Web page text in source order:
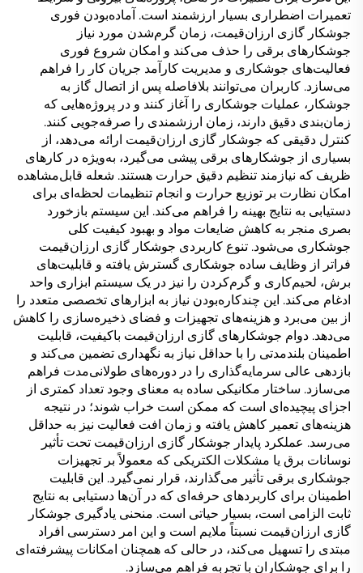
تعمیرات اضطراری بسیار ارزشمند است. آماده‌بودن فوری
جوشکار گازی ارزان‌قیمت، زمان گرم‌شدن مورد نیاز
جوشکارهای برقی را حذف می‌کند و امکان شروع فوری
فعالیت‌های جوشکاری و مدیریت کارآمد جریان کار را فراهم
می‌سازد. کاربران می‌توانند بلافاصله پس از اتصال گاز به
جوشکار، عملیات جوشکاری را آغاز کنند و در پروژه‌هایی که
زمان‌بندی دقیق دارند، زمان ارزشمندی را صرفه‌جویی کنند.
کنترل دقیقی که جوشکار گازی ارزان‌قیمت ارائه می‌دهد، از
بسیاری از جوشکارهای برقی پیشی می‌گیرد، به‌ویژه در کارهای
ظریف که نیازمند تنظیم دقیق حرارت هستند. شعله قابل‌مشاهده
امکان نظارت بر توزیع حرارت و انجام تنظیمات لحظه‌ای برای
دستیابی به نتایج بهینه را فراهم می‌کند. این سیستم بازخورد
بصری منجر به کاهش ضایعات مواد و بهبود کیفیت کلی
جوشکاری می‌شود. تنوع کاربردی جوشکار گازی ارزان‌قیمت
فراتر از وظایف ساده جوشکاری گسترش یافته و قابلیت‌های
برش، لحیم‌کاری و گرم‌کردن را نیز در یک سیستم ابزاری واحد
ادغام می‌کند. این چندکاره‌بودن نیاز به ابزارهای تخصصی متعدد را
از بین می‌برد و هزینه‌های تجهیزات و فضای ذخیره‌سازی را کاهش
می‌دهد. دوام جوشکارهای گازی ارزان‌قیمت باکیفیت، قابلیت
اطمینان بلندمدتی را با حداقل نیاز به نگهداری تضمین می‌کند و
بازدهی عالی سرمایه‌گذاری را در دوره‌های طولانی‌مدت فراهم
می‌سازد. ساختار مکانیکی ساده به معنای وجود تعداد کمتری از
اجزای پیچیده‌ای است که ممکن است خراب شوند؛ در نتیجه
هزینه‌های تعمیر کاهش یافته و زمان افت فعالیت نیز به حداقل
می‌رسد. عملکرد پایدار جوشکار گازی ارزان‌قیمت تحت تأثیر
نوسانات برق یا مشکلات الکتریکی که معمولاً بر تجهیزات
جوشکاری برقی تأثیر می‌گذارند، قرار نمی‌گیرد. این قابلیت
اطمینان برای کاربردهای حرفه‌ای که در آن‌ها دستیابی به نتایج
ثابت الزامی است، بسیار حیاتی است. منحنی یادگیری جوشکار
گازی ارزان‌قیمت نسبتاً ملایم است و این امر دسترسی افراد
مبتدی را تسهیل می‌کند، در حالی که همچنان امکانات پیشرفته‌ای
را برای جوشکاران با تجربه فراهم می‌سازد.